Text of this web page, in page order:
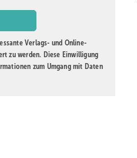
Verlags- und Online-
zu werden. Diese Einwilligung
zum Umgang mit Daten